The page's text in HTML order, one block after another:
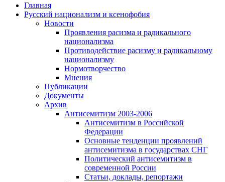
Главная
Русский национализм и ксенофобия
Новости
Проявления расизма и радикального
национализма
Противодействие расизму и радикальному
национализму
Нормотворчество
Мнения
Публикации
Документы
Архив
Антисемитизм 2003-2006
Антисемитизм в Российской
Федерации
Основные тенденции проявлений
антисемитизма в государствах СНГ
Политический антисемитизм в
современной России
Статьи, доклады, репортажи